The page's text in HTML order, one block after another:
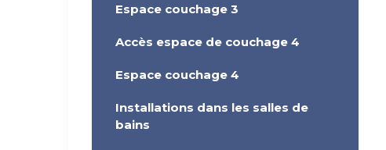
Espace couchage 3
Accès espace de couchage 4
Espace couchage 4
Installations dans les salles de
bains